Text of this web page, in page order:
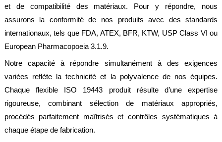
et de compatibilité des matériaux. Pour y répondre, nous
assurons la conformité de nos produits avec des standards
internationaux, tels que FDA, ATEX, BFR, KTW, USP Class VI ou
European Pharmacopoeia 3.1.9.
Notre capacité à répondre simultanément à des exigences
variées reflète la technicité et la polyvalence de nos équipes.
Chaque flexible ISO 19443 produit résulte d’une expertise
rigoureuse, combinant sélection de matériaux appropriés,
procédés parfaitement maîtrisés et contrôles systématiques à
chaque étape de fabrication.